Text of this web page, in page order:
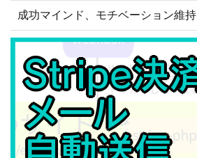
成功マインド、モチベーション維持